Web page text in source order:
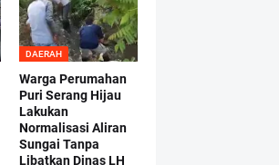
DAERAH
Warga Perumahan
Puri Serang Hijau
Lakukan
Normalisasi Aliran
Sungai Tanpa
Libatkan Dinas LH